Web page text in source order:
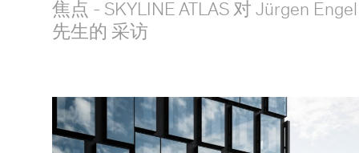
焦点 - SKYLINE ATLAS 对 Jürgen Engel
先生的 采访